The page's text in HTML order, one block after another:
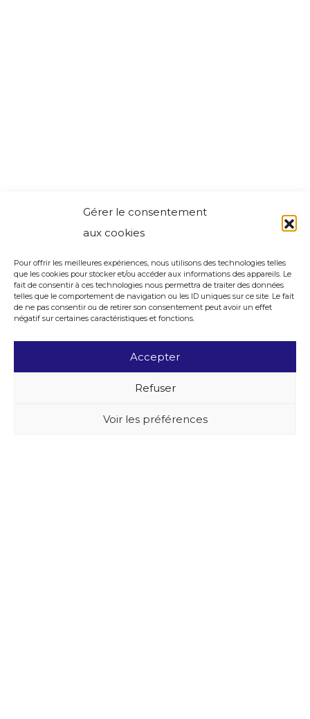
Gérer le consentement
aux cookies
Pour offrir les meilleures expériences, nous utilisons des technologies telles
que les cookies pour stocker et/ou accéder aux informations des appareils. Le
fait de consentir à ces technologies nous permettra de traiter des données
telles que le comportement de navigation ou les ID uniques sur ce site. Le fait
de ne pas consentir ou de retirer son consentement peut avoir un effet
négatif sur certaines caractéristiques et fonctions.
Accepter
Refuser
Voir les préférences